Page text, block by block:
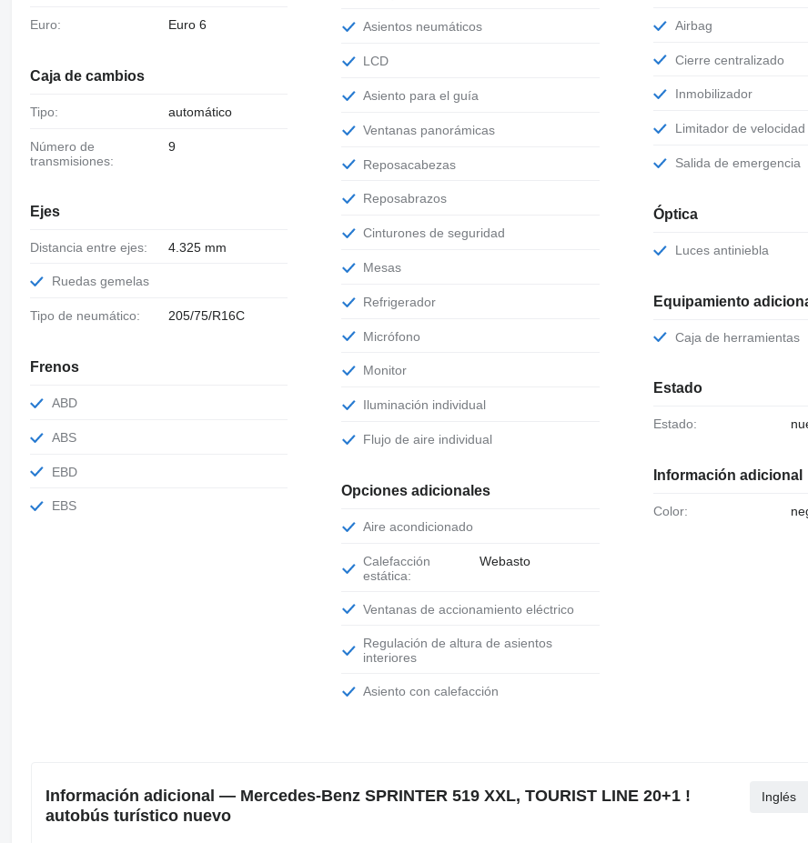
Euro: Euro 6
Caja de cambios
Tipo: automático
Número de
transmisiones:
9
Ejes
Distancia entre ejes: 4.325 mm
Ruedas gemelas
Tipo de neumático: 205/75/R16C
Frenos
ABD
ABS
EBD
EBS
Asientos neumáticos
LCD
Asiento para el guía
Ventanas panorámicas
Reposacabezas
Reposabrazos
Cinturones de seguridad
Mesas
Refrigerador
Micrófono
Monitor
Iluminación individual
Flujo de aire individual
Opciones adicionales
Aire acondicionado
Calefacción
estática:
Webasto
Ventanas de accionamiento eléctrico
Regulación de altura de asientos
interiores
Asiento con calefacción
Airbag
Cierre centralizado
Inmobilizador
Limitador de velocidad
Salida de emergencia
Óptica
Luces antiniebla
Equipamiento
Caja de herramientas
Estado
Estado:
Información adicional
Color:
Información adicional — Mercedes-Benz SPRINTER 519 XXL, TOURIST LINE 20+1 !
autobús turístico nuevo
Inglés